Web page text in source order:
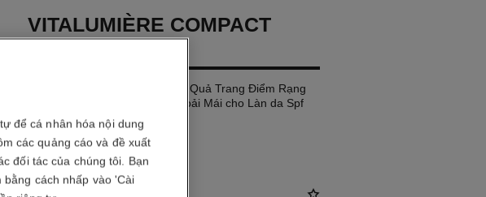
VITALUMIÈRE COMPACT
Phấn Nền Dạng Nén, cho Hiệu Quả Trang Điểm Rạng
Rỡ và Cảm Giác Mềm Mại, Thoải Mái cho Làn da Spf
10
Xem thêm chi tiết
Tham chiếu 197750
để cá nhân hóa nội dung
các quảng cáo và đề xuất
đối tác của chúng tôi. Bạn
cách nhấp vào 'Cài